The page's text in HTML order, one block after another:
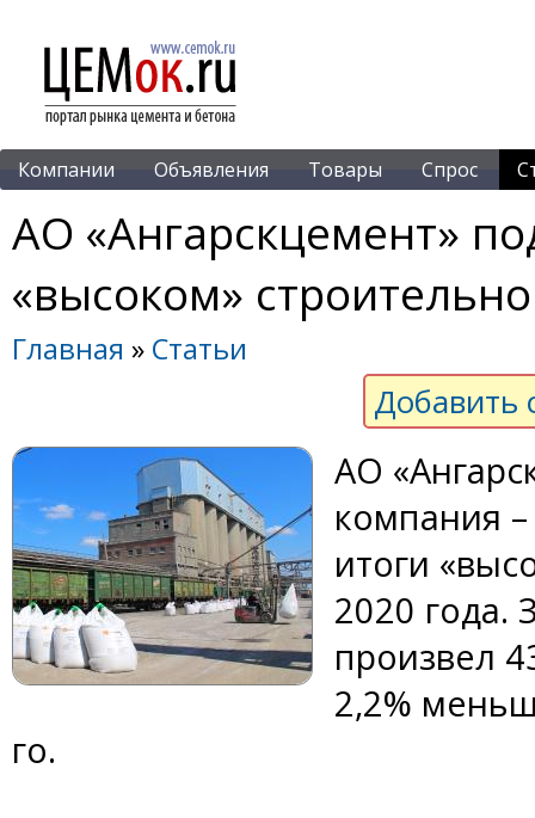
Компании Объявления Товары Спрос
АО «Ангарскцемент»
«высоком»
Главная » Статьи
Добавить
АО
компания
итоги
2020 года.
произвел
2,2%
го.